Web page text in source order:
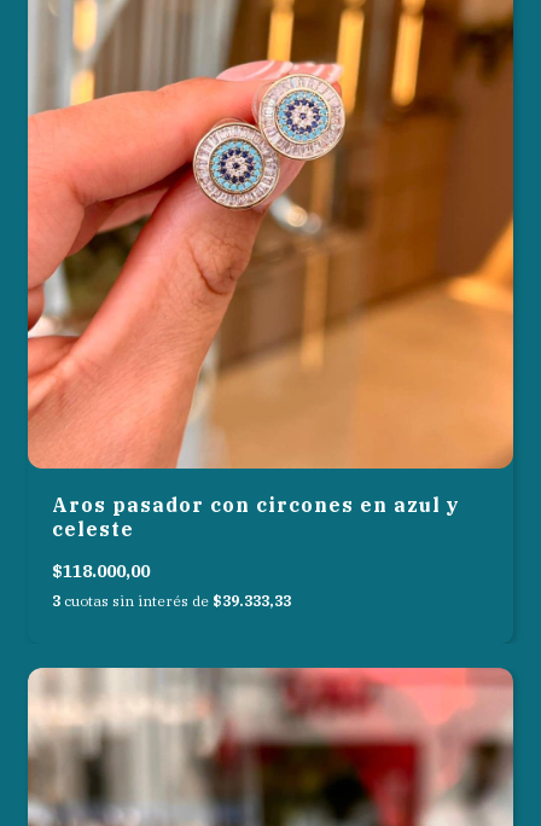
Aros pasador con circones en azul y
celeste
$118.000,00
3 cuotas sin interés de $39.333,33